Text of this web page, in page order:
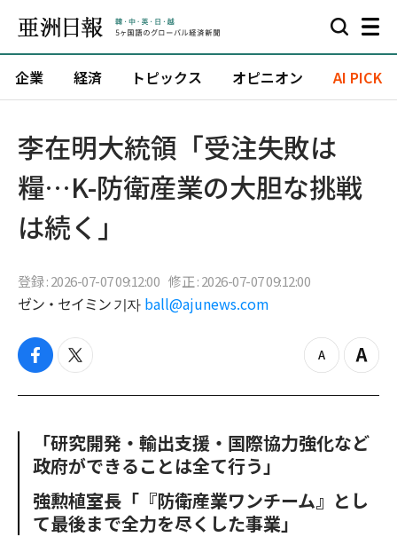
企業 経済 トピックス オピニオン AI PICK
李在明大統領「受注失敗は
糧…K-防衛産業の大胆な挑戦
は続く」
登録 : 2026-07-07 09:12:00 修正 : 2026-07-07 09:12:00
ゼン・セイミン 기자 ball@ajunews.com
f
c
o
t
i
e
r
z
o
u
Z
o
n
「研究開発・輸出支援・国際協力強化など
政府ができることは全て行う」
強勲植室長「『防衛産業ワンチーム』とし
て最後まで全力を尽くした事業」